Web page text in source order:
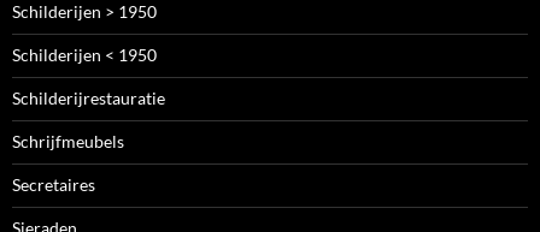
Schilderijen > 1950
Schilderijen < 1950
Schilderijrestauratie
Schrijfmeubels
Secretaires